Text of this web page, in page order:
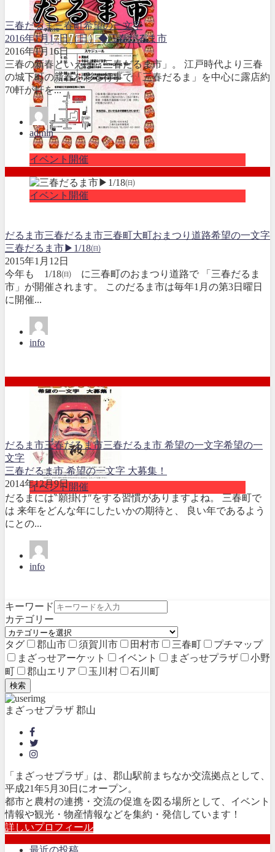
イベント開催
三春だるま三春町希望の一文字
2016年1月17日（日）◆三春だるま市
2016年1月16日
三春の新春といえば「三春だるま市」。 江戸時代より三春
の城下町の新春を彩る行事で「三春だるま」を中心に露店約
70軒が軒を...
admin
イベント開催
だるま市三春だるま市三春町大町おまつり道路希望の一文字
三春だるま市▶1/18㈰
2015年1月12日
今年も 1/18㈰ に三春町のおまつり道路で 「三春だるま
市」が開催されます。 このだるま市は毎年1月の第3日曜日
に開催...
info
イベント開催
だるま市三春だるま市三春だるま市 希望の一文字希望の一
文字
三春だるま市 希望の一文字 大募集！
2014年12月9日
だるまには‶願掛け″をする習慣がありますよね。 三春町で
は 来年をどんな年にしたいかの期待と、 良い年であるよう
にとの...
info
キーワード
カテゴリー
タグ 郡山市 須賀川市 田村市 三春町
プチマップ
まざっせアーケット
イベント まざっせプラザ
小野
町
郡山エリア 玉川村 石川町
検索
まざっせプラザ 郡山
「まざっせプラザ」は、郡山駅前まちなか交流拠点として、
平成21年5月30日にオープン。
都市と農村の連携・交流の促進を図る場所として、イベント
情報や観光・物産情報などを集約・発信しています！
詳しいプロフィール
最近の投稿